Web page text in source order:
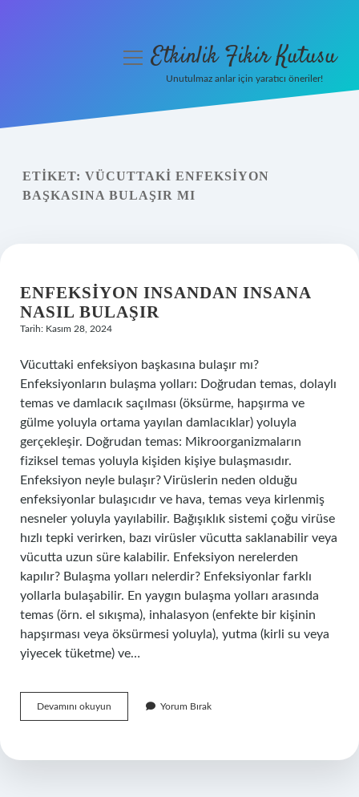
Yasal Uyarı
menüyüEtkinlik Fikir Kutusu
Unutulmaz anlar için yaratıcı öneriler!
ETIKET: VÜCUTTAKI ENFEKSIYON
BAŞKASINA BULAŞIR MI
ENFEKSIYON INSANDAN INSANA
NASIL BULAŞIR
Tarih: Kasım 28, 2024
Vücuttaki enfeksiyon başkasına bulaşır mı?
Enfeksiyonların bulaşma yolları: Doğrudan temas, dolaylı
temas ve damlacık saçılması (öksürme, hapşırma ve
gülme yoluyla ortama yayılan damlacıklar) yoluyla
gerçekleşir. Doğrudan temas: Mikroorganizmaların
fiziksel temas yoluyla kişiden kişiye bulaşmasıdır.
Enfeksiyon neyle bulaşır? Virüslerin neden olduğu
enfeksiyonlar bulaşıcıdır ve hava, temas veya kirlenmiş
nesneler yoluyla yayılabilir. Bağışıklık sistemi çoğu virüse
hızlı tepki verirken, bazı virüsler vücutta saklanabilir veya
vücutta uzun süre kalabilir. Enfeksiyon nerelerden
kapılır? Bulaşma yolları nelerdir? Enfeksiyonlar farklı
yollarla bulaşabilir. En yaygın bulaşma yolları arasında
temas (örn. el sıkışma), inhalasyon (enfekte bir kişinin
hapşırması veya öksürmesi yoluyla), yutma (kirli su veya
yiyecek tüketme) ve…
Devamını okuyun Enfeksiyon
Insandan
Bulaşır
Yorum Bırak